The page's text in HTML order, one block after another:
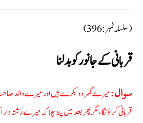
(سلسلہ نمبر: 396)
قربانی کے جانور کو بدلنا
سوال:میرے گھر دو بکرے ہیں اور میرے والد
قربانی کراؤنگا، مگر پھر بعد میں پتہ چلا کہ میرے رشتہ